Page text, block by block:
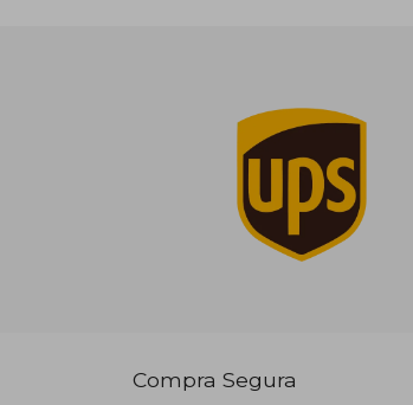
Compra Segura